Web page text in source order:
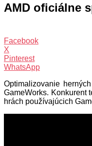
AMD oficiálne
Facebook
X
Pinterest
WhatsApp
Optimalizovanie
GameWorks. Konkurent
hrách používajúcich